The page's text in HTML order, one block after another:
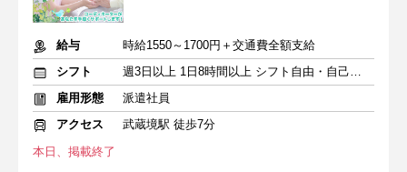
給与
時給1550～1700円＋交通費全額支給
シフト
週3日以上 1日8時間以上 シフト自由・自己申告
雇用形態
派遣社員
アクセス
武蔵境駅 徒歩7分
本日、掲載終了